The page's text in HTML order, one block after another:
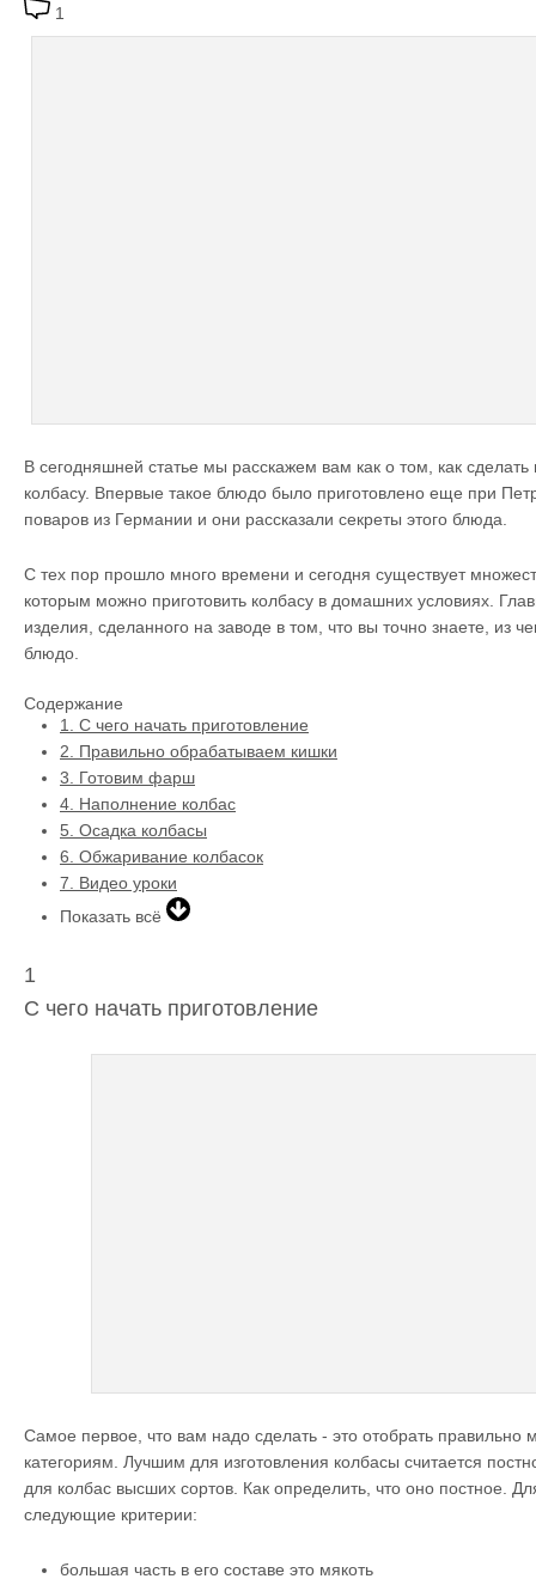
1
В сегодняшней статье мы расскажем вам как о том, как
колбасу. Впервые такое блюдо было приготовлено еще при
поваров из Германии и они рассказали секреты этого блюда.
С тех пор прошло много времени и сегодня существует
которым можно приготовить колбасу в домашних условиях.
изделия, сделанного на заводе в том, что вы точно знаете, из
блюдо.
Содержание
1.
С чего начать приготовление
2.
Правильно обрабатываем кишки
3.
Готовим фарш
4. Наполнение колбас
5. Осадка колбасы
6. Обжаривание колбасок
7.
Видео уроки
Показать всё
1
С чего начать приготовление
Самое первое, что вам надо сделать - это отобрать правильно
категориям. Лучшим для изготовления колбасы считается
для колбас высших сортов. Как определить, что оно постное.
следующие критерии:
большая часть в его составе это мякоть